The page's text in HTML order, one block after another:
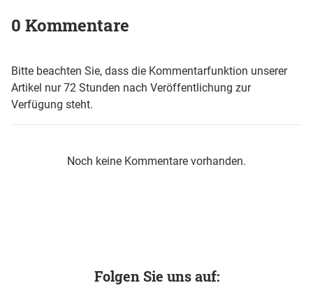
0 Kommentare
Bitte beachten Sie, dass die Kommentarfunktion unserer
Artikel nur 72 Stunden nach Veröffentlichung zur
Verfügung steht.
Noch keine Kommentare vorhanden.
Folgen Sie uns auf: